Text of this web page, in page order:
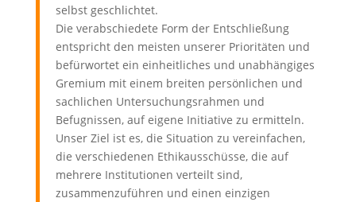
selbst geschlichtet.
Die verabschiedete Form der Entschließung
entspricht den meisten unserer Prioritäten und
befürwortet ein einheitliches und unabhängiges
Gremium mit einem breiten persönlichen und
sachlichen Untersuchungsrahmen und
Befugnissen, auf eigene Initiative zu ermitteln.
Unser Ziel ist es, die Situation zu vereinfachen,
die verschiedenen Ethikausschüsse, die auf
mehrere Institutionen verteilt sind,
zusammenzuführen und einen einzigen